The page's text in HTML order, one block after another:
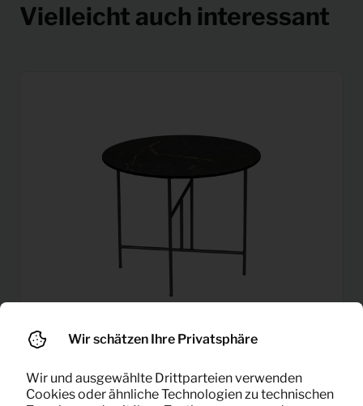
Vielleicht auch interessant
Beistelltisch Vida Marmor
9,99
Wir schätzen Ihre Privatsphäre
Wir und ausgewählte Drittparteien verwenden
Cookies oder ähnliche Technologien zu technischen